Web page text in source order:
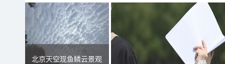
北京天空现鱼鳞云景观